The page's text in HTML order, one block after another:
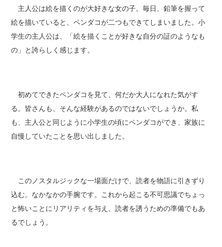
主人公は絵を描くのが大好きな女の子。毎日、鉛筆を握って
絵を描いていると、ペンダコが二つもできてしまいました。小
学生の主人公は、「絵を描くことが好きな自分の証のようなも
の」と誇らしく感じます。
初めてできたペンダコを見て、何だか大人になれた気がす
る。皆さんも、そんな経験があるのではないでしょうか。私
も、主人公と同じように小学生の頃にペンダコができ、家族に
自慢していたことを思い出しました。
このノスタルジックな一場面だけで、読者を物語に引きずり
込む。なかなかの手腕です。これから起こる不可思議でちょっ
と怖いことにリアリティを与え、読者を誘うための準備でもあ
るでしょう。